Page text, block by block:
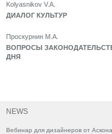
NEWS
Вебинар для дизайнеров от
Kolyasnikov V.A.
ДИАЛОГ КУЛЬТУР
Проскурнин М.А.
ВОПРОСЫ
ДНЯ